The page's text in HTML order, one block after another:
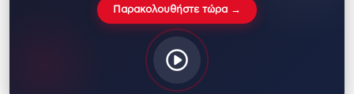
Παρακολουθήστε τώρα →